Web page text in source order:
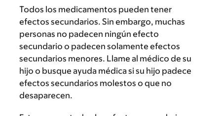
Todos los medicamentos pueden tener
efectos secundarios. Sin embargo, muchas
personas no padecen ningún efecto
secundario o padecen solamente efectos
secundarios menores. Llame al médico de su
hijo o busque ayuda médica si su hijo padece
efectos secundarios molestos o que no
desaparecen.